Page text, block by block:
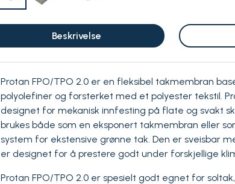
Beskrivelse
Protan FPO/TPO 2.0 er en fleksibel takmembran
polyolefiner og forsterket med et polyester tekstil.
designet for mekanisk innfesting på flate og svakt
brukes både som en eksponert takmembran eller
system for ekstensive grønne tak. Den er sveisbar
er designet for å prestere godt under forskjellige
Protan FPO/TPO 2.0 er spesielt godt egnet for